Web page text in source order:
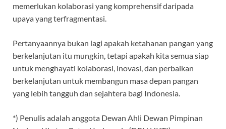
memerlukan kolaborasi yang komprehensif daripada
upaya yang terfragmentasi.
Pertanyaannya bukan lagi apakah ketahanan pangan yang
berkelanjutan itu mungkin, tetapi apakah kita semua siap
untuk menghayati kolaborasi, inovasi, dan perbaikan
berkelanjutan untuk membangun masa depan pangan
yang lebih tangguh dan sejahtera bagi Indonesia.
*) Penulis adalah anggota Dewan Ahli Dewan Pimpinan